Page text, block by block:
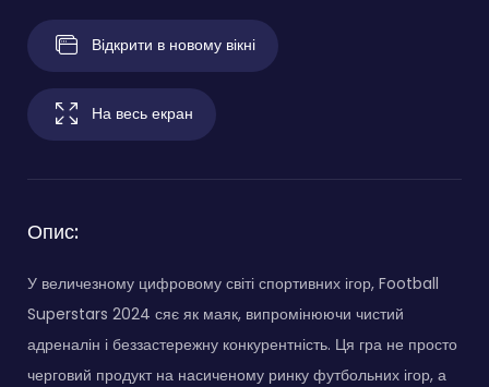
Відкрити в новому вікні
На весь екран
Опис:
У величезному цифровому світі спортивних ігор, Football
Superstars 2024 сяє як маяк, випромінюючи чистий
адреналін і беззастережну конкурентність. Ця гра не просто
черговий продукт на насиченому ринку футбольних ігор, а